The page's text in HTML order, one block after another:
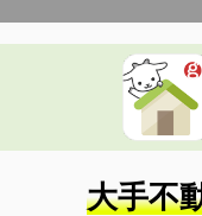
大手不